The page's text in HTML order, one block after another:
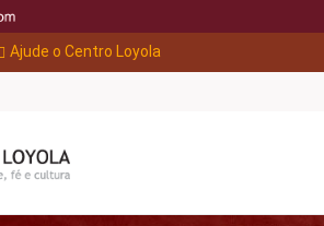
Ajude o Centro Loyola